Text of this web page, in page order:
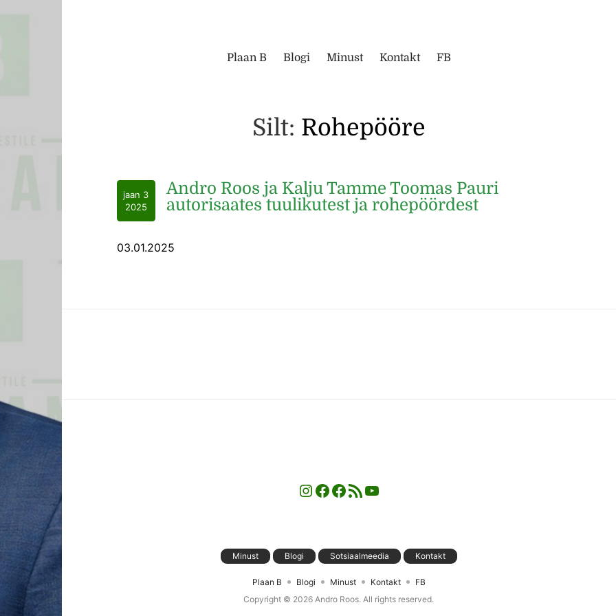
Plaan B Blogi Minust Kontakt FB
Silt: Rohepööre
jaan 3
2025
Andro Roos ja Kalju Tamme Toomas Pauri
autorisaates tuulikutest ja rohepöördest
03.01.2025
Instagram
Facebook
Facebook
RSS-voogYouTube
Minust Blogi Sotsiaalmeedia Kontakt
Plaan B Blogi Minust Kontakt
FB
Copyright © 2026Andro Roos. All rights reserved.